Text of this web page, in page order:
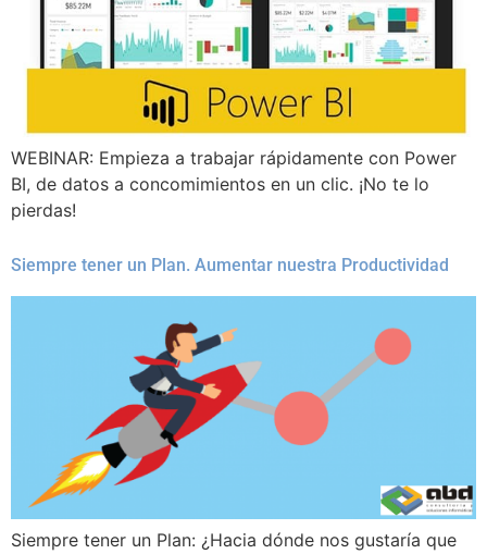
WEBINAR: Empieza a trabajar rápidamente con Power
BI, de datos a concomimientos en un clic. ¡No te lo
pierdas!
Siempre tener un Plan. Aumentar nuestra Productividad
Siempre tener un Plan: ¿Hacia dónde nos gustaría que